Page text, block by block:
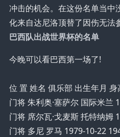
冲击的机会。在这份名单当中
化来自达尼洛顶替了因伤无法
巴西队出战世界杯的名单
今晚可以看巴西第一场了!
位 置 姓名 俱乐部 出生年月
门将 朱利奥·塞萨尔 国际米兰
门将 席尔瓦·戈麦斯 托特纳姆
门将 多尼 罗马 1979-10-22